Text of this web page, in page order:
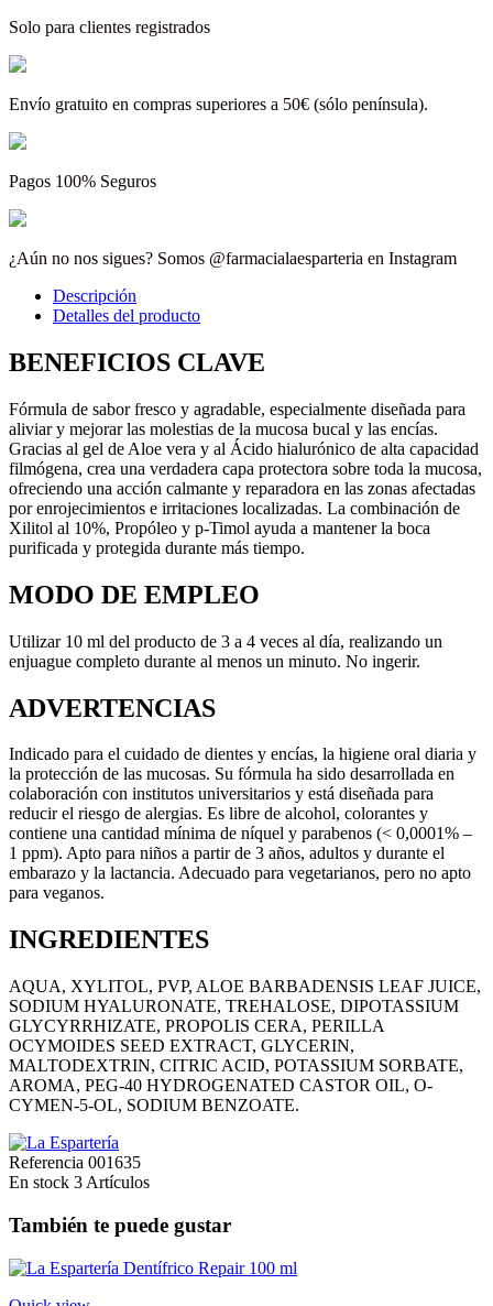
Solo para clientes registrados
Envío gratuito en compras superiores a 50€ (sólo península).
Pagos 100% Seguros
¿Aún no nos sigues? Somos @farmacialaesparteria en Instagram
Descripción
Detalles del producto
BENEFICIOS CLAVE
Fórmula de sabor fresco y agradable, especialmente diseñada para
aliviar y mejorar las molestias de la mucosa bucal y las encías.
Gracias al gel de Aloe vera y al Ácido hialurónico de alta capacidad
filmógena, crea una verdadera capa protectora sobre toda la mucosa,
ofreciendo una acción calmante y reparadora en las zonas afectadas
por enrojecimientos e irritaciones localizadas. La combinación de
Xilitol al 10%, Propóleo y p-Timol ayuda a mantener la boca
purificada y protegida durante más tiempo.
MODO DE EMPLEO
Utilizar 10 ml del producto de 3 a 4 veces al día, realizando un
enjuague completo durante al menos un minuto. No ingerir.
ADVERTENCIAS
Indicado para el cuidado de dientes y encías, la higiene oral diaria y
la protección de las mucosas. Su fórmula ha sido desarrollada en
colaboración con institutos universitarios y está diseñada para
reducir el riesgo de alergias. Es libre de alcohol, colorantes y
contiene una cantidad mínima de níquel y parabenos (< 0,0001% –
1 ppm). Apto para niños a partir de 3 años, adultos y durante el
embarazo y la lactancia. Adecuado para vegetarianos, pero no apto
para veganos.
INGREDIENTES
​AQUA, XYLITOL, PVP, ALOE BARBADENSIS LEAF JUICE,
SODIUM HYALURONATE, TREHALOSE, DIPOTASSIUM
GLYCYRRHIZATE, PROPOLIS CERA, PERILLA
OCYMOIDES SEED EXTRACT, GLYCERIN,
MALTODEXTRIN, CITRIC ACID, POTASSIUM SORBATE,
AROMA, PEG-40 HYDROGENATED CASTOR OIL, O-
CYMEN-5-OL, SODIUM BENZOATE.
Referencia 001635
En stock 3 Artículos
También te puede gustar